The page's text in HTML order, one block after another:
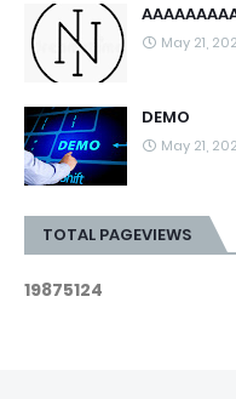
May 21,
DEMO
May 21,
TOTAL PAGEVIEWS
19875124